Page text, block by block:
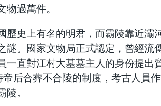
物過萬件。
歷史上有名的明君，而霸陵靠近灞
謎。國家文物局正式認定，曾經流
一直對江村大墓墓主人的身份提出
帝后合葬不合陵的制度，考古人員
陵。